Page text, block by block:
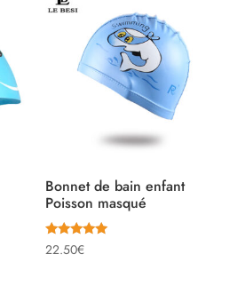
Bonnet de bain enfant
Poisson masqué
Note
5.00
22.50€